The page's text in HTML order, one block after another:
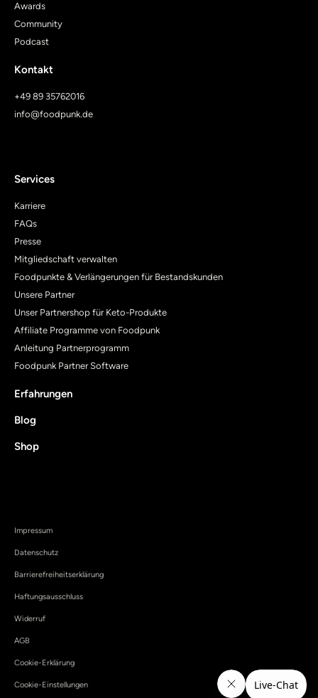
Awards
Community
Podcast
Kontakt
+49 89 35762016
info@foodpunk.de
Services
Karriere
FAQs
Presse
Mitgliedschaft verwalten
Foodpunkte & Verlängerungen für Bestandskunden
Unsere Partner
Unser Partnershop für Keto-Produkte
Affiliate Programme von Foodpunk
Anleitung Partnerprogramm
Foodpunk Partner Software
Erfahrungen
Blog
Shop
Impressum
Datenschutz
Barrierefreiheitserklärung
Haftungsausschluss
Widerruf
AGB
Cookie-Erklärung
Cookie-Einstellungen